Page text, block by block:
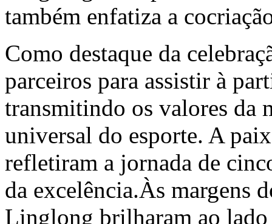
também enfatiza a
Como destaque da
parceiros para assistir à
transmitindo os valores da
universal do esporte. A
refletiram a jornada de
da excelência.Às margens
Linglong brilharam ao